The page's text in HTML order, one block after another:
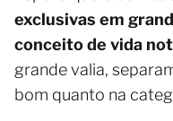
exclusivas em
conceito de vida
grande valia,
bom quanto na